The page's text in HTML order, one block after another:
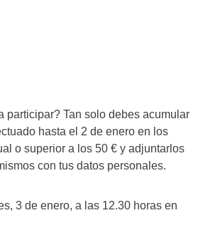
participar? Tan solo debes acumular
hasta el 2 de enero en los
o superior a los 50 € y adjuntarlos
con tus datos personales.
3 de enero, a las 12.30 horas en